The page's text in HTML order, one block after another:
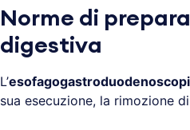
Norme di
digestiva
L’
sua esecuzione, la rimozione